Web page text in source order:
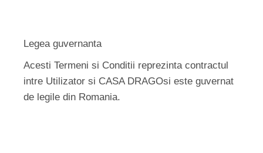
Legea guvernanta
Acesti Termeni si Conditii reprezinta contractul
intre Utilizator si CASA DRAGOsi este guvernat
de legile din Romania.